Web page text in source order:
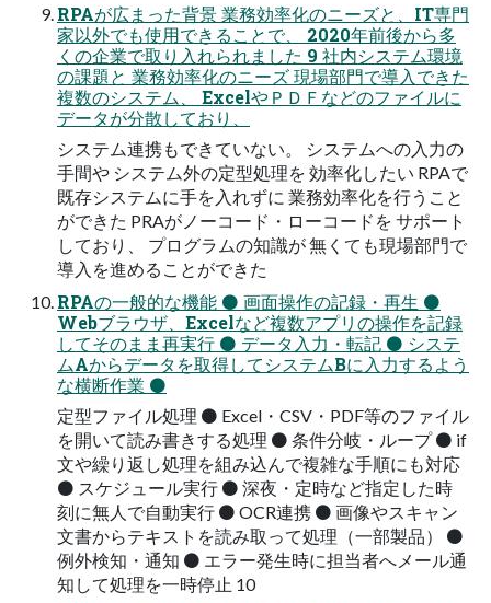
RPAが広まった背景 業務効率化のニーズと、IT専門
家以外でも使用できることで、 2020年前後から多
くの企業で取り入れられました 9 社内システム環境
の課題と 業務効率化のニーズ 現場部門で導入できた
複数のシステム、 ExcelやＰＤＦなどのファイルに
データが分散しており、
システム連携もできていない。 システムへの入力の
手間や システム外の定型処理を 効率化したい RPAで
既存システムに手を入れずに 業務効率化を行うこと
ができた PRAがノーコード・ローコードを サポート
しており、 プログラムの知識が 無くても現場部門で
導入を進めることができた
RPAの一般的な機能 ⚫ 画面操作の記録・再生 ⚫
Webブラウザ、Excelなど複数アプリの操作を記録
してそのまま再実行 ⚫ データ入力・転記 ⚫ システ
ムAからデータを取得してシステムBに入力するよう
な横断作業 ⚫
定型ファイル処理 ⚫ Excel・CSV・PDF等のファイル
を開いて読み書きする処理 ⚫ 条件分岐・ループ ⚫ if
文や繰り返し処理を組み込んで複雑な手順にも対応
⚫ スケジュール実行 ⚫ 深夜・定時など指定した時
刻に無人で自動実行 ⚫ OCR連携 ⚫ 画像やスキャン
文書からテキストを読み取って処理（一部製品） ⚫
例外検知・通知 ⚫ エラー発生時に担当者へメール通
知して処理を一時停止 10